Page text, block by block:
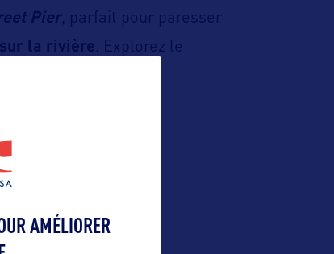
Pier, parfait pour paresser
la rivière. Explorez le
AMÉLIORER